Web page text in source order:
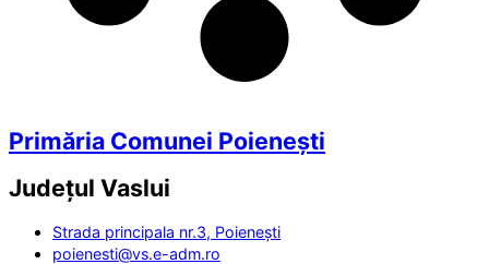
Primăria Comunei Poienești
Județul Vaslui
Strada principala nr.3, Poienești
poienesti@vs.e-adm.ro